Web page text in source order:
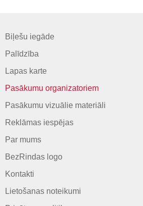
Biļešu iegāde
Palīdzība
Lapas karte
Pasākumu organizatoriem
Pasākumu vizuālie materiāli
Reklāmas iespējas
Par mums
BezRindas logo
Kontakti
Lietošanas noteikumi